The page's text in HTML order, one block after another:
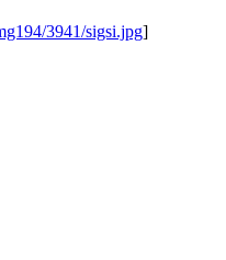
3941/sigsi.jpg]